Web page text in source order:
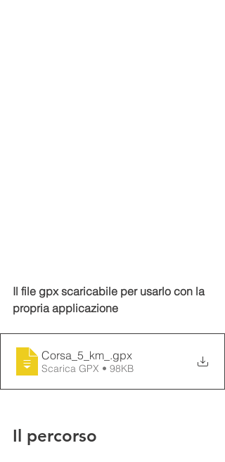
Il file gpx scaricabile per usarlo con la
propria applicazione
Corsa_5_km_ .gpx
Scarica GPX • 98KB
Il percorso